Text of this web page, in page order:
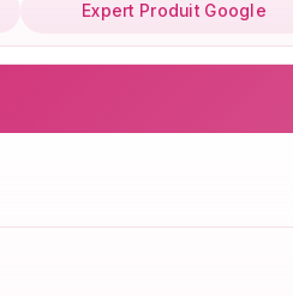
Expert Produit Google